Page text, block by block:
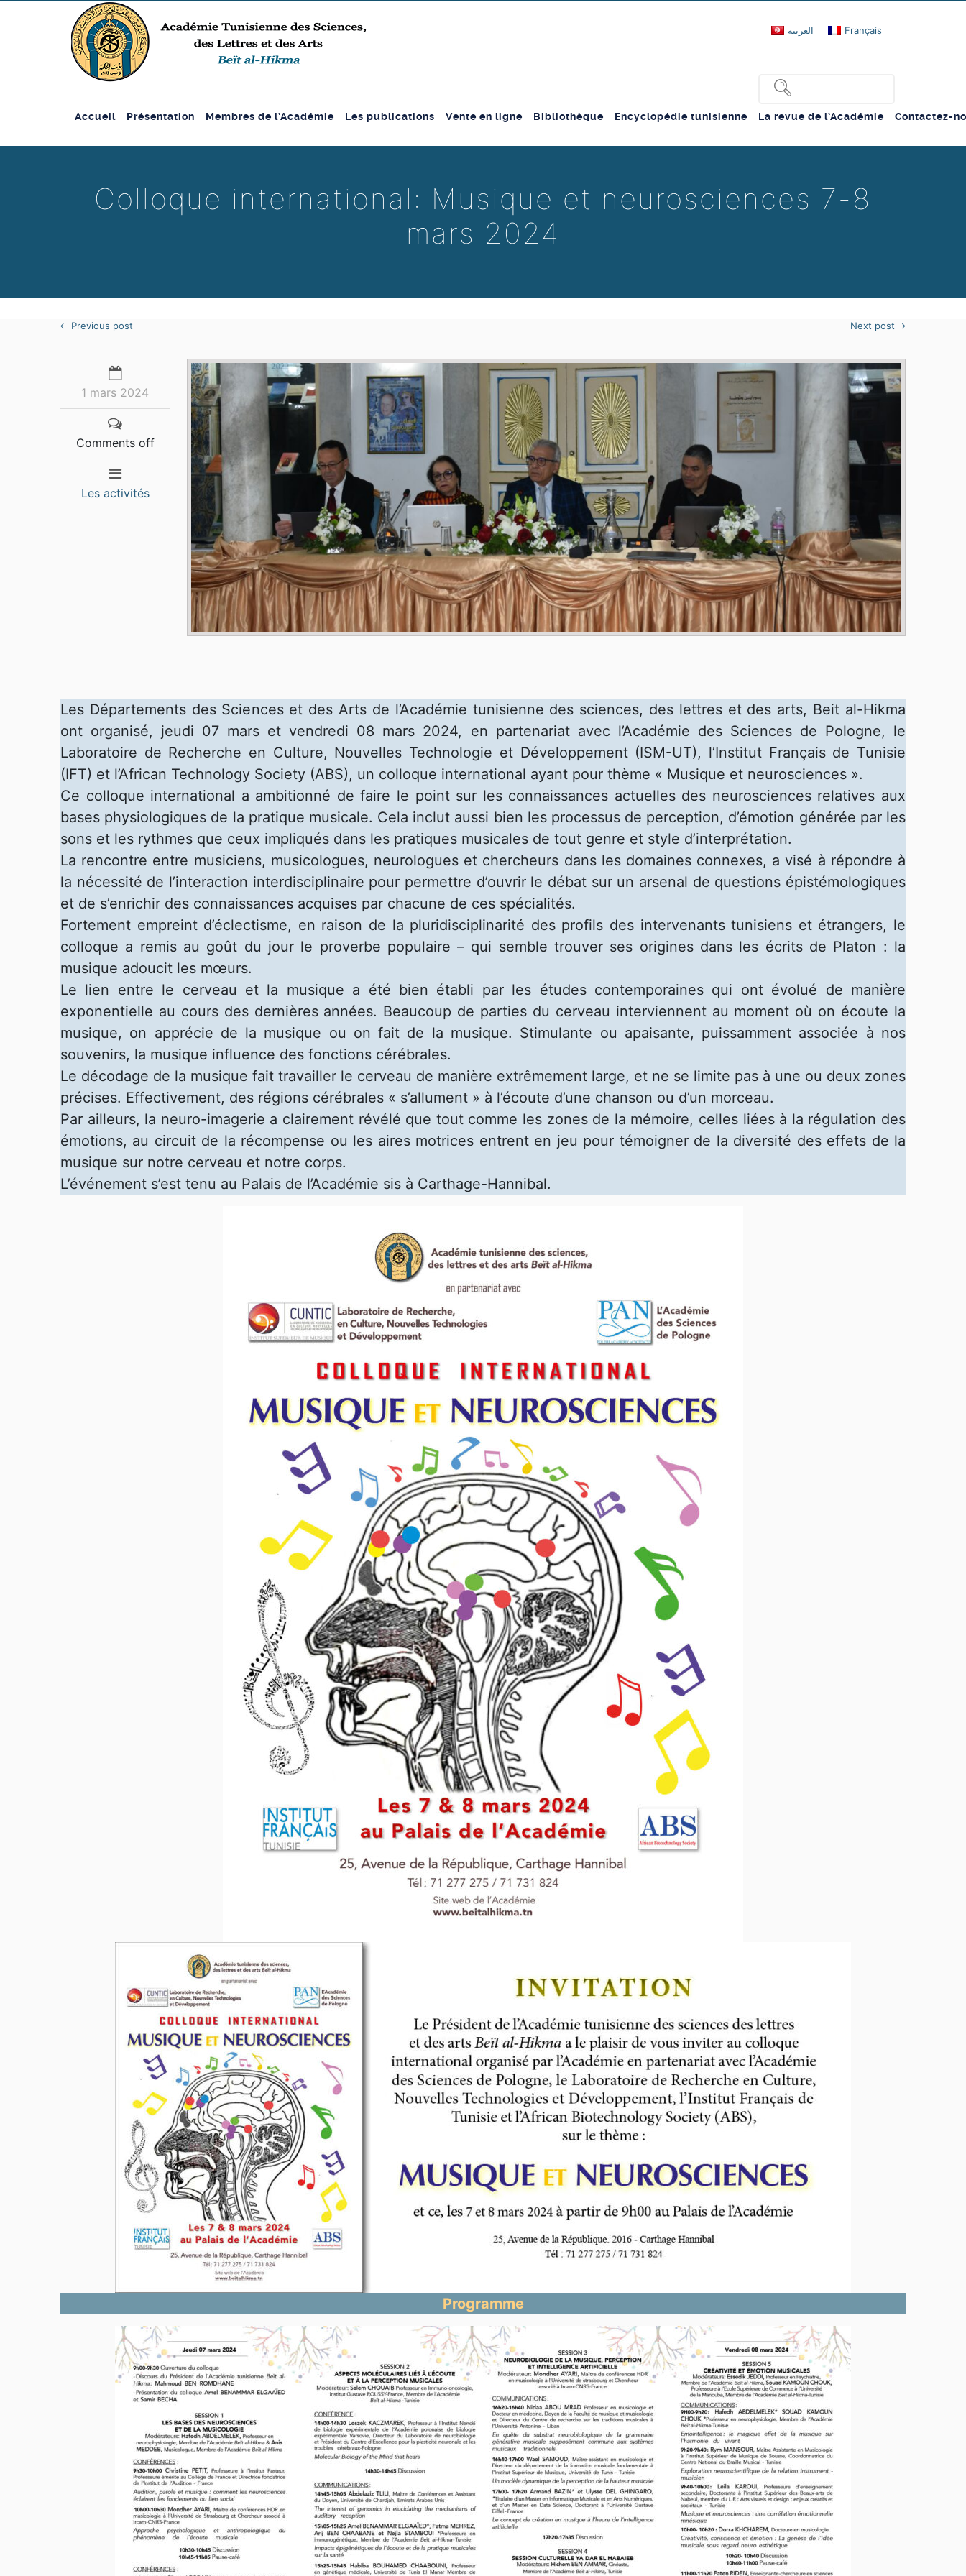
العربية Français
Accueil Présentation Membres de l’Académie Les publications Vente en ligne Bibliothèque Encyclopédie tunisienne La revue de l’Académie Contactez-
Colloque international: Musique et neurosciences 7-8
mars 2024
Previous post Next post
1 mars 2024
Comments off
Les activités
Les Départements des Sciences et des Arts de l’Académie tunisienne des sciences, des lettres et des arts, Beit al-Hikma
ont organisé, jeudi 07 mars et vendredi 08 mars 2024, en partenariat avec l’Académie des Sciences de Pologne, le
Laboratoire de Recherche en Culture, Nouvelles Technologie et Développement (ISM-UT), l’Institut Français de Tunisie
(IFT) et l’African Technology Society (ABS), un colloque international ayant pour thème « Musique et neurosciences ».
Ce colloque international a ambitionné de faire le point sur les connaissances actuelles des neurosciences relatives aux
bases physiologiques de la pratique musicale. Cela inclut aussi bien les processus de perception, d’émotion générée par les
sons et les rythmes que ceux impliqués dans les pratiques musicales de tout genre et style d’interprétation.
La rencontre entre musiciens, musicologues, neurologues et chercheurs dans les domaines connexes, a visé à répondre à
la nécessité de l’interaction interdisciplinaire pour permettre d’ouvrir le débat sur un arsenal de questions épistémologiques
et de s’enrichir des connaissances acquises par chacune de ces spécialités.
Fortement empreint d’éclectisme, en raison de la pluridisciplinarité des profils des intervenants tunisiens et étrangers, le
colloque a remis au goût du jour le proverbe populaire – qui semble trouver ses origines dans les écrits de Platon : la
musique adoucit les mœurs.
Le lien entre le cerveau et la musique a été bien établi par les études contemporaines qui ont évolué de manière
exponentielle au cours des dernières années. Beaucoup de parties du cerveau interviennent au moment où on écoute la
musique, on apprécie de la musique ou on fait de la musique. Stimulante ou apaisante, puissamment associée à nos
souvenirs, la musique influence des fonctions cérébrales.
Le décodage de la musique fait travailler le cerveau de manière extrêmement large, et ne se limite pas à une ou deux zones
précises. Effectivement, des régions cérébrales « s’allument » à l’écoute d’une chanson ou d’un morceau.
Par ailleurs, la neuro-imagerie a clairement révélé que tout comme les zones de la mémoire, celles liées à la régulation des
émotions, au circuit de la récompense ou les aires motrices entrent en jeu pour témoigner de la diversité des effets de la
musique sur notre cerveau et notre corps.
L’événement s’est tenu au Palais de l’Académie sis à Carthage-Hannibal.
Programme